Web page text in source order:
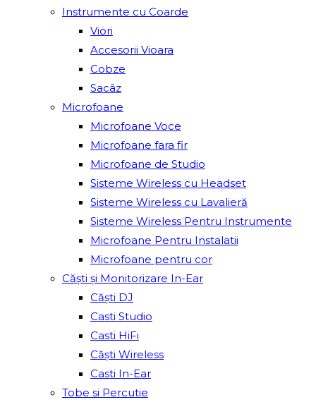
Instrumente cu Coarde
Viori
Accesorii Vioara
Cobze
Sacâz
Microfoane
Microfoane Voce
Microfoane fara fir
Microfoane de Studio
Sisteme Wireless cu Headset
Sisteme Wireless cu Lavalieră
Sisteme Wireless Pentru Instrumente
Microfoane Pentru Instalatii
Microfoane pentru cor
Căști și Monitorizare In-Ear
Căști DJ
Casti Studio
Casti HiFi
Căști Wireless
Casti In-Ear
Tobe si Percutie